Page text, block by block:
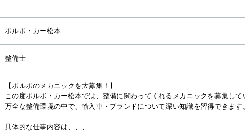
ボルボ・カー松本
整備士
【ボルボのメカニックを大募集！】
この度ボルボ・カー松本では、整備に関わってくれるメカニックを募集して
万全な整備環境の中で、輸入車・ブランドについて深い知識を習得できます
具体的な仕事内容は、、、